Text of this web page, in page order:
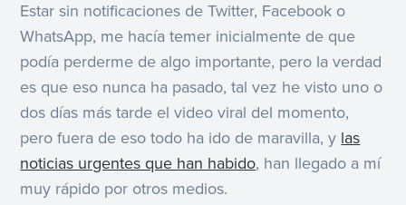
Estar sin notificaciones de Twitter, Facebook o
WhatsApp, me hacía temer inicialmente de que
podía perderme de algo importante, pero la verdad
es que eso nunca ha pasado, tal vez he visto uno o
dos días más tarde el video viral del momento,
pero fuera de eso todo ha ido de maravilla, y las
noticias urgentes que han habido, han llegado a mí
muy rápido por otros medios.